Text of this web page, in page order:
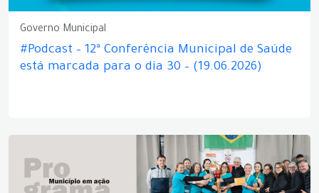
Governo Municipal
#Podcast – 12ª Conferência Municipal de Saúde
está marcada para o dia 30 – (19.06.2026)